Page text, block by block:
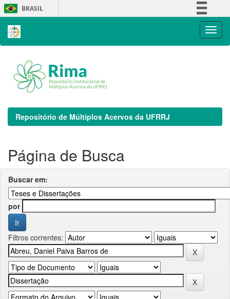
Skip
navigation
BRASIL
Repositório de Múltiplos Acervos da UFRRJ
Página de Busca
Buscar em:
por
Filtros correntes: